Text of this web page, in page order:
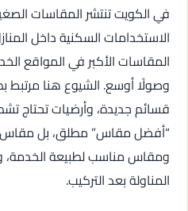
في الكويت تنتشر المقاسات
الاستخدامات السكنية داخل
المقاسات الأكبر في المواقع
وصولًا أوسع. الشيوع هنا مرتبط
قسائم جديدة، وأرضيات تحتاج
“أفضل مقاس” مطلق، بل مقاس
ومقاس مناسب لطبيعة
المناولة بعد التركيب.